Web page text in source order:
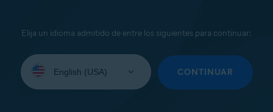
Elija un idioma admitido de entre los siguientes para continuar:
su
CONTINUAR